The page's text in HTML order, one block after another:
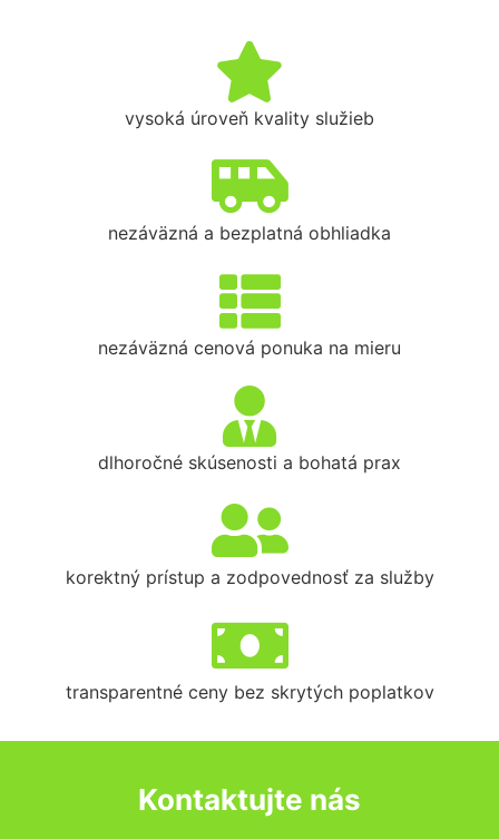
vysoká úroveň kvality služieb
nezáväzná a bezplatná obhliadka
nezáväzná cenová ponuka na mieru
dlhoročné skúsenosti a bohatá prax
korektný prístup a zodpovednosť za služby
transparentné ceny bez skrytých poplatkov
Kontaktujte nás